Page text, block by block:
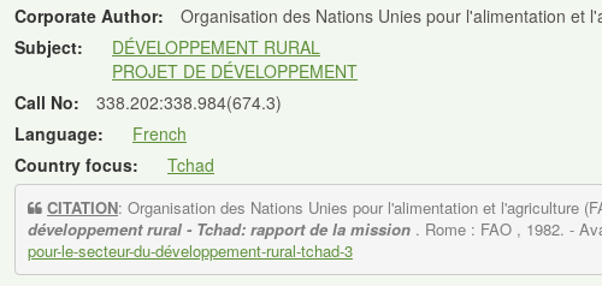
Corporate Author:
Organisation des Nations Unies pour l'alimentation et
Subject:
DÉVELOPPEMENT RURAL
PROJET DE DÉVELOPPEMENT
Call No:
338.202:338.984(674.3)
Language:
French
Country focus:
Tchad
CITATION: Organisation des Nations Unies pour l'alimentation et l'agriculture
développement rural - Tchad: rapport de la mission . Rome : FAO , 1982. -
pour-le-secteur-du-développement-rural-tchad-3